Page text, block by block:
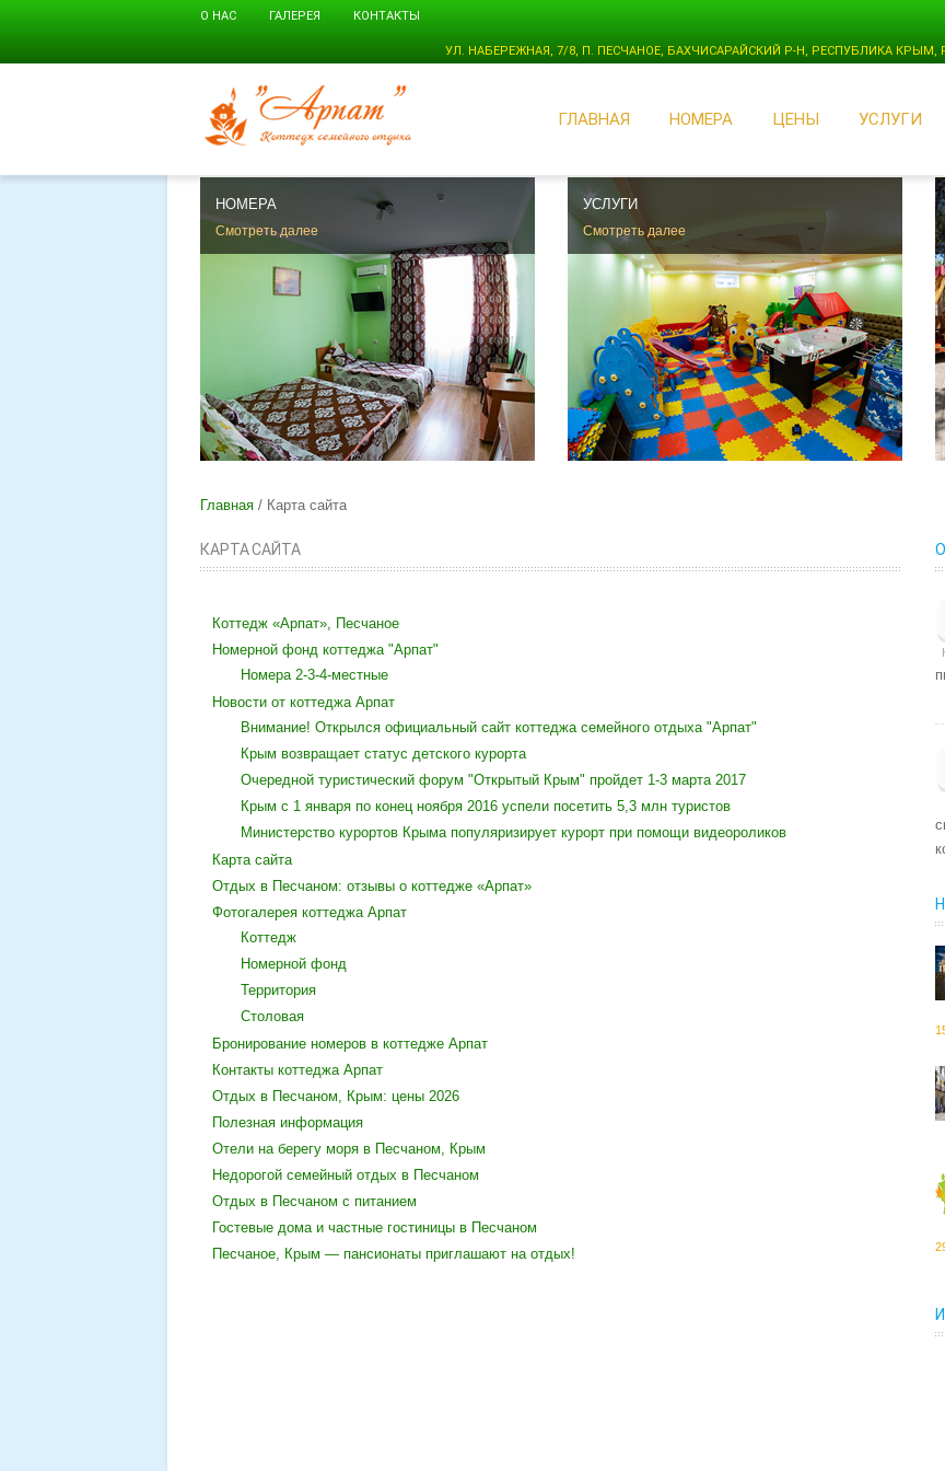
О НАС ГАЛЕРЕЯ КОНТАКТЫ
УЛ. НАБЕРЕЖНАЯ, 7/8, П. ПЕСЧАНОЕ, БАХЧИСАРАЙСКИЙ Р-Н, РЕСПУБЛИКА КРЫМ,
ГЛАВНАЯ НОМЕРА ЦЕНЫ УСЛУГИ
НОМЕРА
Смотреть далее
УСЛУГИ
Смотреть далее
Главная Карта сайта
КАРТА САЙТА
Коттедж «Арпат», Песчаное
Номерной фонд коттеджа "Арпат"
Номера 2-3-4-местные
Новости от коттеджа Арпат
Внимание! Открылся официальный сайт коттеджа семейного отдыха "Арпат"
Крым возвращает статус детского курорта
Очередной туристический форум "Открытый Крым" пройдет 1-3 марта 2017
Крым c 1 января по конец ноября 2016 успели посетить 5,3 млн туристов
Министерство курортов Крыма популяризирует курорт при помощи видеороликов
Карта сайта
Отдых в Песчаном: отзывы о коттедже «Арпат»
Фотогалерея коттеджа Арпат
Коттедж
Номерной фонд
Территория
Столовая
Бронирование номеров в коттедже Арпат
Контакты коттеджа Арпат
Отдых в Песчаном, Крым: цены 2026
Полезная информация
Отели на берегу моря в Песчаном, Крым
Недорогой семейный отдых в Песчаном
Отдых в Песчаном с питанием
Гостевые дома и частные гостиницы в Песчаном
Песчаное, Крым — пансионаты приглашают на отдых!